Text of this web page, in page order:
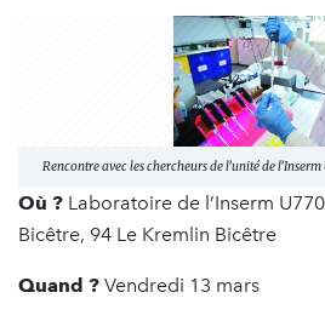
Rencontre avec les chercheurs de l’unité de l’Inserm
Où ? Laboratoire de l’Inserm
Bicêtre, 94 Le Kremlin Bicêtre
Quand ? Vendredi 13 mars